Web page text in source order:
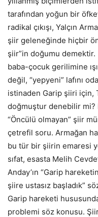
tarafından yoğun bir
radikal çıkışı, Yalçın
şiir geleneğinde hiçbir
şiir”in doğumu
baba-çocuk gerilimine
değil, “yepyeni” lafını
istinaden Garip şiiri için,
doğmuştur denebilir mi?
“Öncülü olmayan” şiir
çetrefil soru. Armağan
bu tür bir şiirin emaresi
sıfat, esasta Melih
Anday’ın “Garip
şiire ustasız başladık”
Garip hareketi
problemi söz konusu.